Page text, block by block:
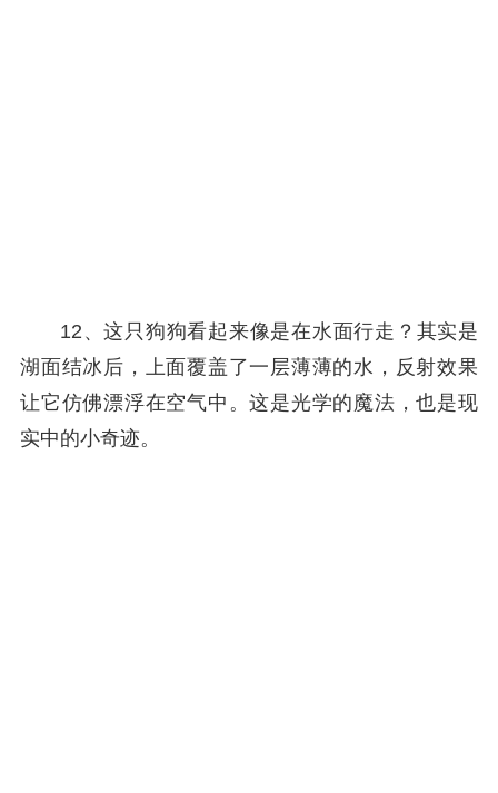
12、这只狗狗看起来像是在水面行走？其实是
湖面结冰后，上面覆盖了一层薄薄的水，反射效果
让它仿佛漂浮在空气中。这是光学的魔法，也是现
实中的小奇迹。